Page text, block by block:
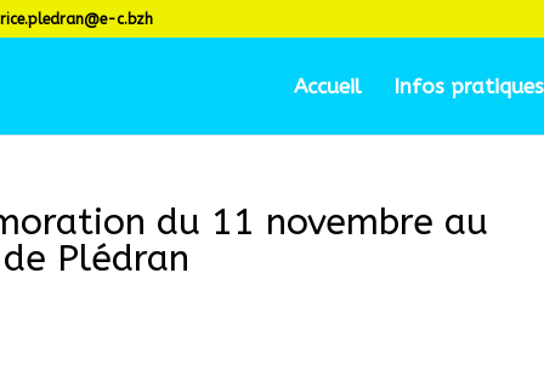
c.bzh
Accueil Infos pratiques
du 11 novembre au
Plédran